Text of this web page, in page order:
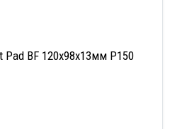
BF 120x98x13мм P150